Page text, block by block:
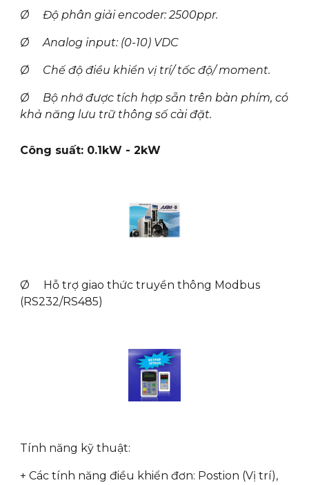
Ø Độ phân giải encoder: 2500ppr.
Ø Analog input: (0-10) VDC
Ø Chế độ điều khiển vị trí/ tốc độ/ moment.
Ø Bộ nhớ được tích hợp sẵn trên bàn phím, có
khả năng lưu trữ thông số cài đặt.
Công suất: 0.1kW - 2kW
Ø Hỗ trợ giao thức truyền thông Modbus
(RS232/RS485)
Tính năng kỹ thuật:
+ Các tính năng điều khiển đơn: Postion (Vị trí),